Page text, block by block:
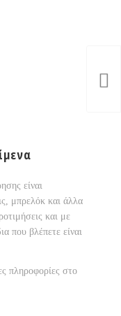
είναι
μπρελόκ και άλλα
και με
που βλέπετε είναι
πληροφορίες στο